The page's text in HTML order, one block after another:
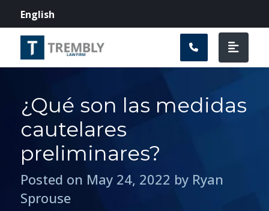
English
¿Qué son las medidas
cautelares
preliminares?
Posted on May 24, 2022 by Ryan
Sprouse